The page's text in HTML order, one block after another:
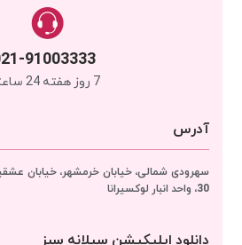
91003333
7 روز هفته 24 ساعته
آدرس
سهرودی شمالی، خیابان خرمشهر، خیابان
30، واحد انبار
لوکسیرانا
دانلود اپلیکیشن سیلانه سبز